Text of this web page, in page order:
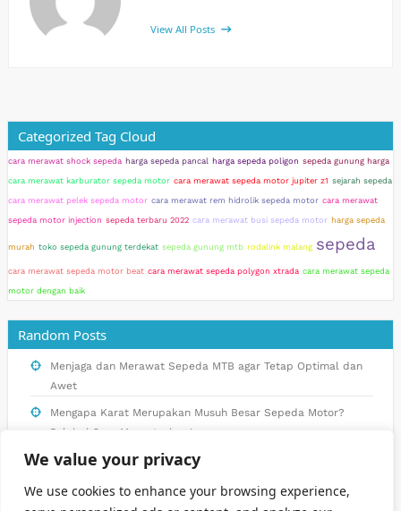
We value your privacy
We use cookies to enhance your browsing experience,
View All Posts
Categorized Tag Cloud
cara merawat shock sepeda harga sepeda pancal harga sepeda poligon sepeda gunung harga
cara merawat karburator sepeda motor cara merawat sepeda motor jupiter z1 sejarah sepeda
cara merawat pelek sepeda motor cara merawat rem hidrolik sepeda motor cara merawat
sepeda motor injection sepeda terbaru 2022 cara merawat busi sepeda motor harga sepeda
murah toko sepeda gunung terdekat sepeda gunung mtb rodalink malang sepeda
cara merawat sepeda motor beat cara merawat sepeda polygon xtrada cara merawat sepeda
motor dengan baik
Random Posts
Menjaga dan Merawat Sepeda MTB agar Tetap Optimal dan
Awet
Mengapa Karat Merupakan Musuh Besar Sepeda Motor?
Pelajari Cara Mengatasinya!
Panduan Membeli Sepeda Gunung di Toko Terdekat dengan
Panduan Lengkap: Cara Merawat Busi Sepeda Motor Agar